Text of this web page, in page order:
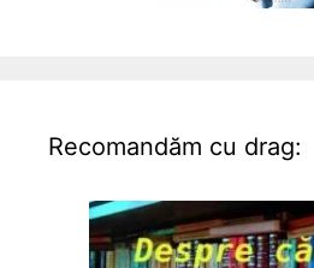
Recomandăm cu drag: